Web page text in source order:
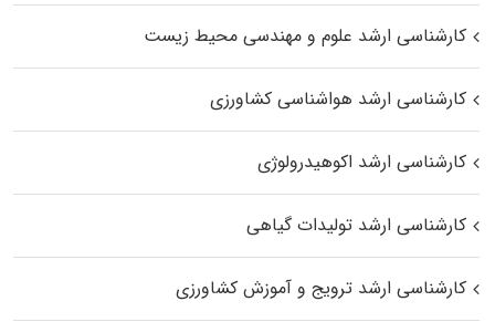
کارشناسی ارشد علوم و مهندسی محیط زیست
کارشناسی ارشد هواشناسی کشاورزی
کارشناسی ارشد اکوهیدرولوژی
کارشناسی ارشد تولیدات گیاهی
کارشناسی ارشد ترویج و آموزش کشاورزی